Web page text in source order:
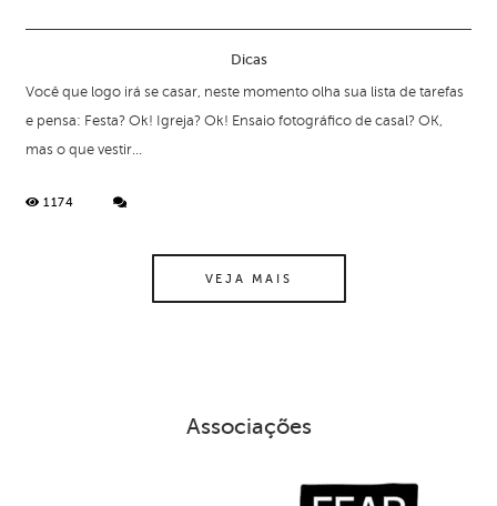
Dicas
1174
Você que logo irá se casar, neste momento olha sua lista de tarefas
e pensa: Festa? Ok! Igreja? Ok! Ensaio fotográfico de casal? OK,
mas o que vestir...
VEJA MAIS
Associações